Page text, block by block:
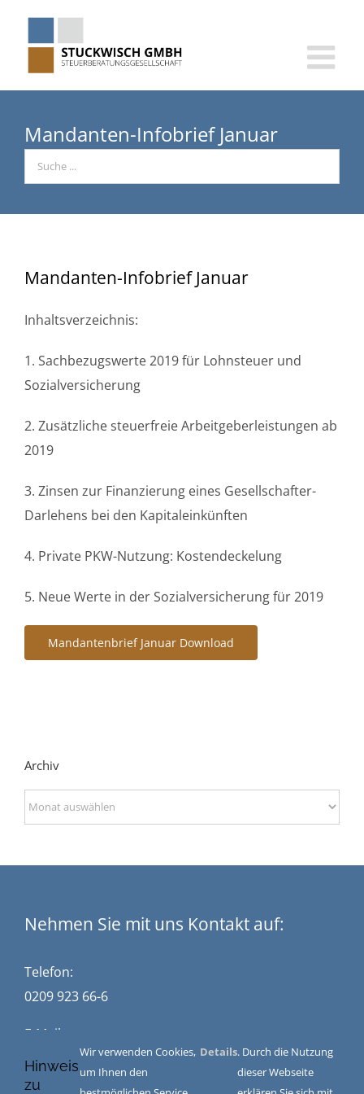
Mandanten-Infobrief Januar
Mandanten-Infobrief Januar
Inhaltsverzeichnis:
1. Sachbezugswerte 2019 für Lohnsteuer und
Sozialversicherung
2. Zusätzliche steuerfreie Arbeitgeberleistungen ab
2019
3. Zinsen zur Finanzierung eines Gesellschafter-
Darlehens bei den Kapitaleinkünften
4. Private PKW-Nutzung: Kostendeckelung
5. Neue Werte in der Sozialversicherung für 2019
Mandantenbrief Januar Download
Archiv
Archiv
Nehmen Sie mit uns Kontakt auf:
Telefon:
0209 923 66-6
E-Mail:
kontakt@stuckwisch.de
Hinweis
zu
Wir verwenden Cookies,
um Ihnen den
Details. Durch die Nutzung
dieser Webseite